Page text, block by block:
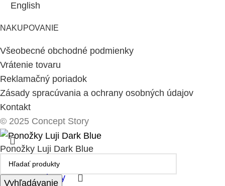
English
NAKUPOVANIE
Všeobecné obchodné podmienky
Vrátenie tovaru
Reklamačný poriadok
Zásady spracúvania a ochrany osobných údajov
Kontakt
© 2025 Concept Story
Vyhľadávanie
Ponožky Luji Dark Blue
14,00€ Varianty